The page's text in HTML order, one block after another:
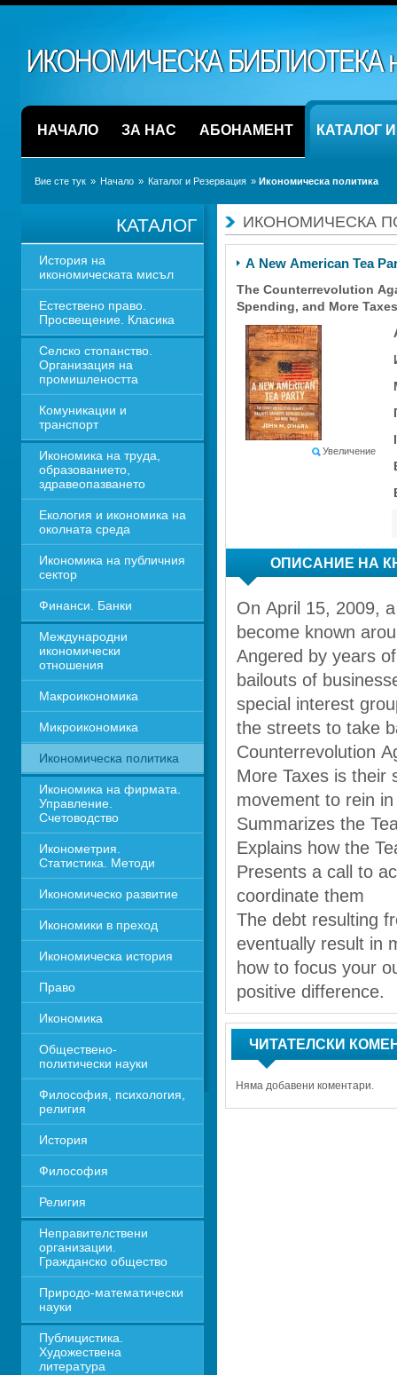
НАЧАЛО ЗА НАС АБОНАМЕНТ КАТАЛОГ
Вие сте тук » Начало » Каталог и Резервация » Икономическа политика
КАТАЛОГ
История на
икономическата мисъл
Естествено право.
Просвещение. Класика
Селско стопанство.
Организация на
промишлеността
Комуникации и
транспорт
Икономика на труда,
образованието,
здравеопазването
Екология и икономика на
околната среда
Икономика на публичния
сектор
Финанси. Банки
Международни
икономически
отношения
Макроикономика
Микроикономика
Икономическа политика
Икономика на фирмата.
Управление.
Счетоводство
Иконометрия.
Статистика. Методи
Икономическо развитие
Икономики в преход
Икономическа история
Право
Икономика
Обществено-
политически науки
Философия, психология,
религия
История
Философия
Религия
Неправителствени
организации.
Гражданско общество
Природо-математически
науки
Публицистика.
Художествена
литература
ИКОНОМИЧЕСКА
A New American Tea
The Counterrevolution
Spending, and More Taxes
Увеличение
ОПИСАНИЕ НА
On April 15, 2009,
become known
Angered by years
bailouts of
special interest
the streets to take
Counterrevolution
More Taxes is their
movement to rein
Summarizes the
Explains how the
Presents a call to
coordinate them
The debt resulting
eventually result in
how to focus your
positive difference.
ЧИТАТЕЛСКИ
Няма добавени коментари.